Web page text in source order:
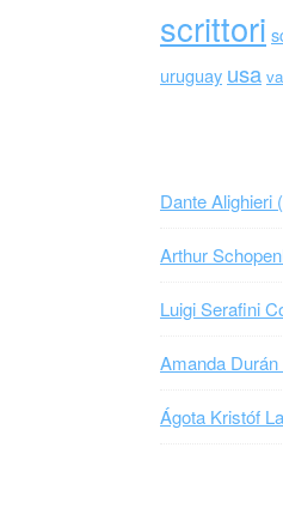
scrittori
uruguay usa
Dante Alighieri
Arthur
Luigi Serafini
Amanda Durán
Ágota Kristóf